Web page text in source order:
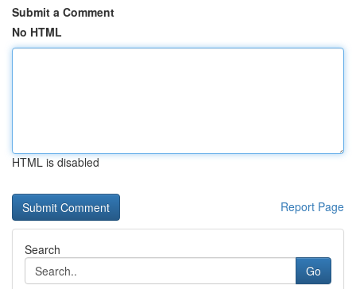
Submit a Comment
No HTML
HTML is disabled
Report Page
Search
Go